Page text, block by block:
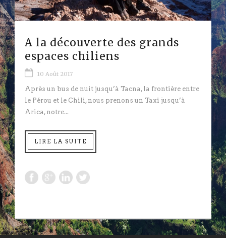
A la découverte des grands
espaces chiliens
10 Août 2017
Après un bus de nuit jusqu’à Tacna, la frontière entre
le Pérou et le Chili, nous prenons un Taxi jusqu’à
Arica, notre...
LIRE LA SUITE